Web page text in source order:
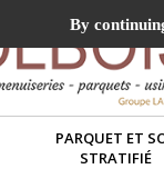
PARQUET ET
STRATIFIÉ
By